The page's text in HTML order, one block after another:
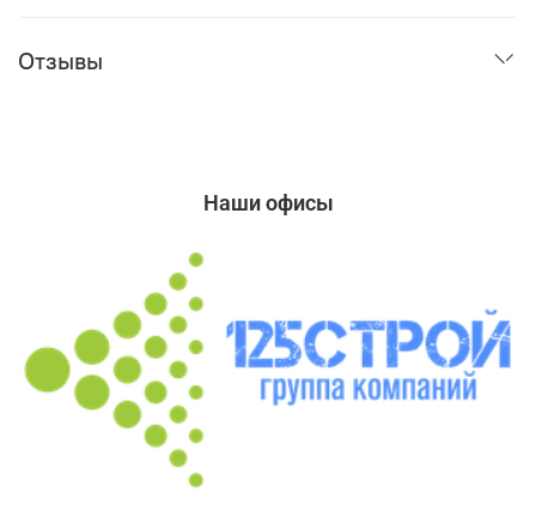
Отзывы
Наши офисы